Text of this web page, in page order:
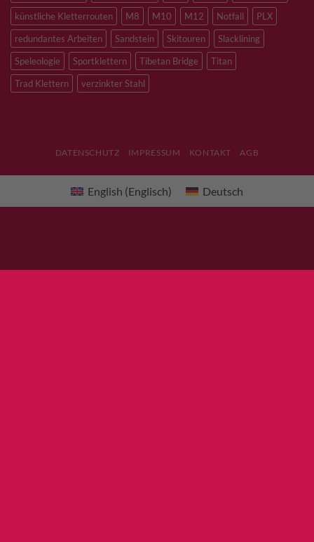
künstliche Kletterrouten M8 M10 M12 Notfall
PLX
redundantes Arbeiten
Sandstein Skitouren
Slacklining
Speleologie
Sportklettern Tibetan Bridge
Titan
Trad Klettern
verzinkter Stahl
DATENSCHUTZ IMPRESSUM KONTAKT AGB
English (Englisch) Deutsch